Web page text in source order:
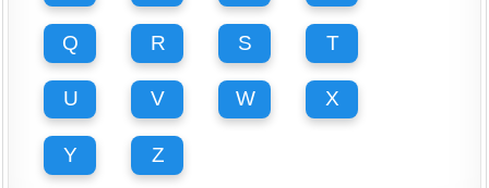
Q R S T
U V W X
Y Z